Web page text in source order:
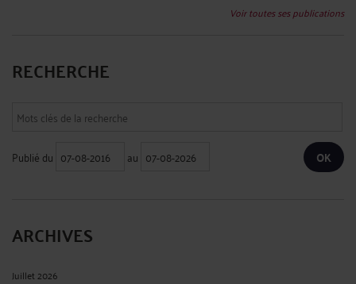
Voir toutes ses publications
RECHERCHE
Publié du au
ARCHIVES
Juillet 2026